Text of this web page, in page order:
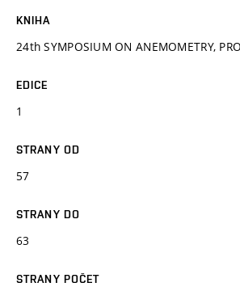
KNIHA
24th SYMPOSIUM ON ANEMOMETRY,
EDICE
1
STRANY OD
57
STRANY DO
63
STRANY POČET